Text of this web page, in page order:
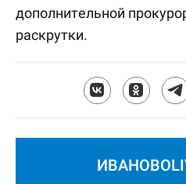
дополнительной
раскрутки.